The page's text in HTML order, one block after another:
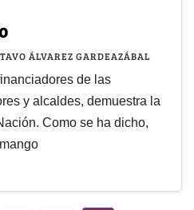
ÁLVAREZ GARDEAZÁBAL
de las
y alcaldes, demuestra la
Como se ha dicho,